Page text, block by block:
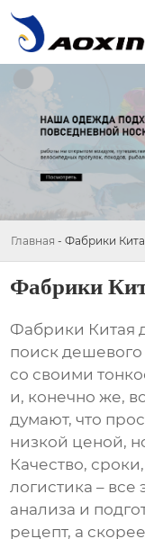
Главная - Фабрики
Фабрики
Фабрики Китая
поиск дешевого
со своими
и, конечно же,
думают, что
низкой ценой,
Качество,
логистика – все
анализа и
рецепт, а